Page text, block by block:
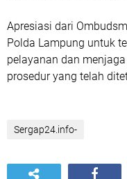
Apresiasi dari
Polda Lampung untuk
pelayanan dan
prosedur yang telah
Sergap24.info-